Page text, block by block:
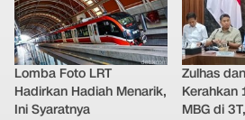
Lomba Foto LRT
Hadirkan Hadiah Menarik,
Ini Syaratnya
Zulhas
Kerahkan
MBG di